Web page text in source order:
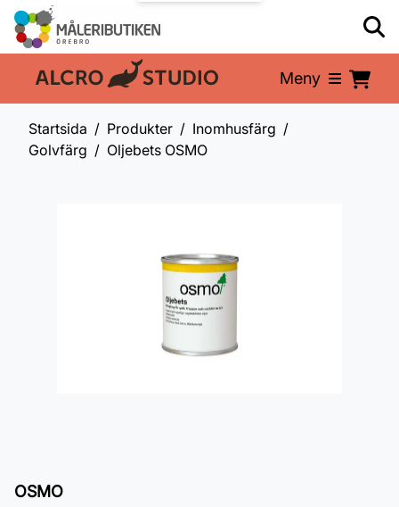
En del av: Meny
Startsida Produkter
Inomhusfärg
Golvfärg
Oljebets OSMO
OSMO